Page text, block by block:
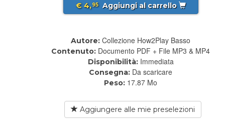
€ 4,95 Aggiungi al carrello
Autore: Collezione How2Play Basso
Contenuto: Documento PDF + File MP3 & MP4
Disponibilità: Immediata
Consegna: Da scaricare
Peso: 17.87 Mo
Aggiungere alle mie preselezioni